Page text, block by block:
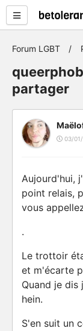
Forum LGBT
partager
03/
Aujourd'hui,
point relais,
vous
.
Le trottoir
et m'écarte
Quand je dis
hein.
S'en suit un